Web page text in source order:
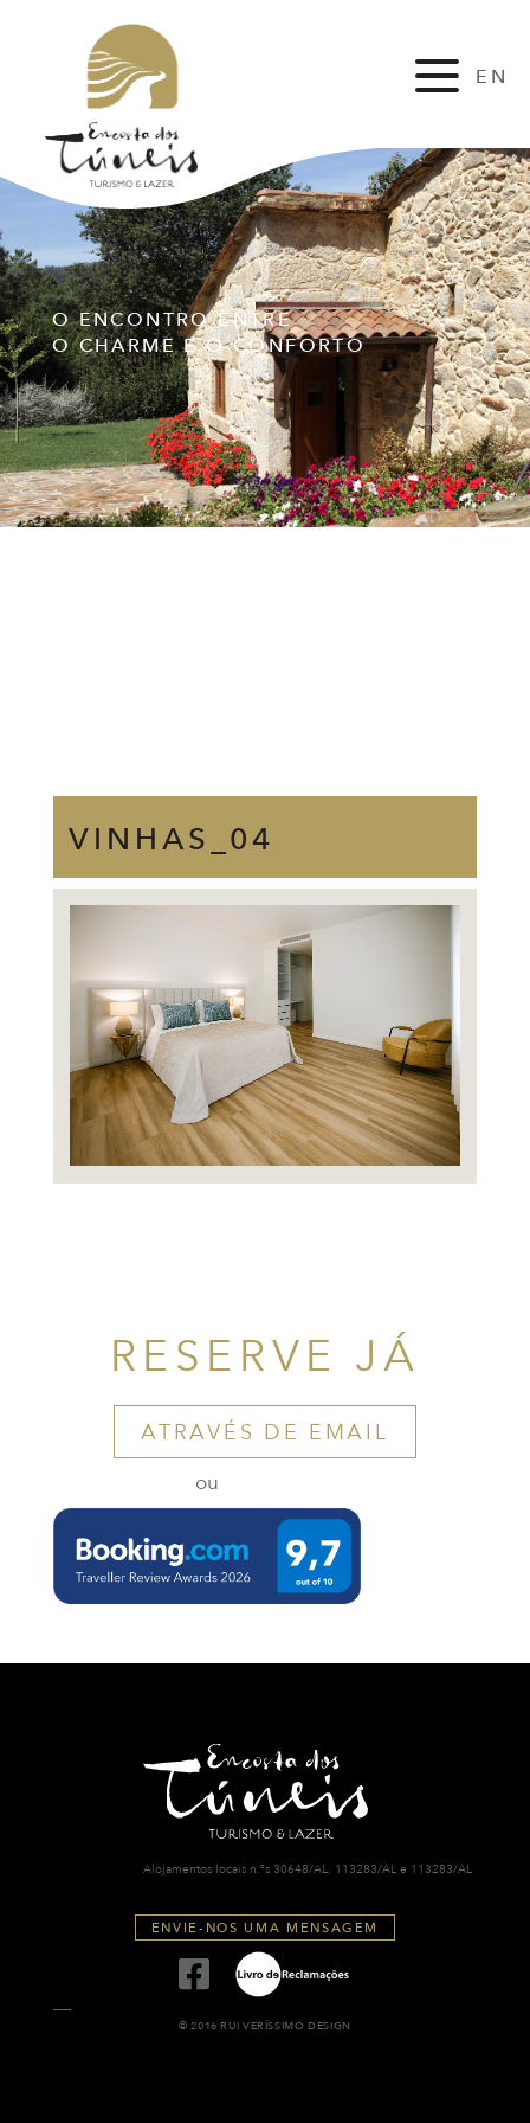
EN
O ENCONTRO ENTRE
O CHARME E O CONFORTO
VINHAS_04
RESERVE JÁ
ATRAVÉS DE EMAIL
ou
Alojamentos locais n.ºs 30648/AL, 113283/AL e 113283/AL
ENVIE-NOS UMA MENSAGEM
© 2016 RUI VERÍSSIMO DESIGN